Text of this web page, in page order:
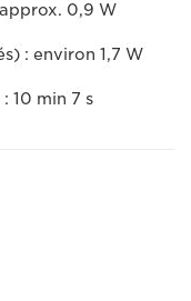
0,9 W
: environ 1,7 W
10 min 7 s